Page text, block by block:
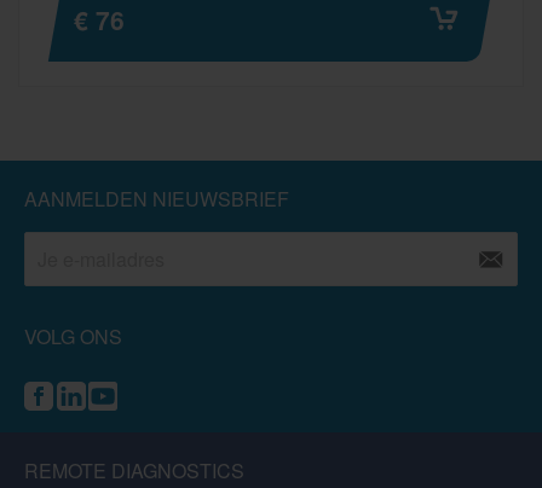
€ 76
AANMELDEN NIEUWSBRIEF
VOLG ONS
REMOTE DIAGNOSTICS